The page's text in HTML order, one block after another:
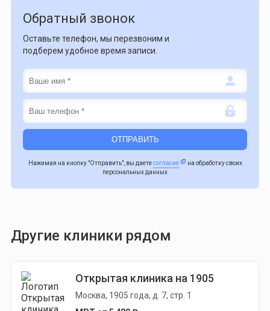
Обратный звонок
Оставьте телефон, мы перезвоним и
подберем удобное время записи.
Нажимая на кнопку "Отправить", вы даетесогласие
на обработку своих
персональных данных
Другие клиники рядом
Открытая клиника на 1905
Москва, 1905 года, д. 7, стр. 1